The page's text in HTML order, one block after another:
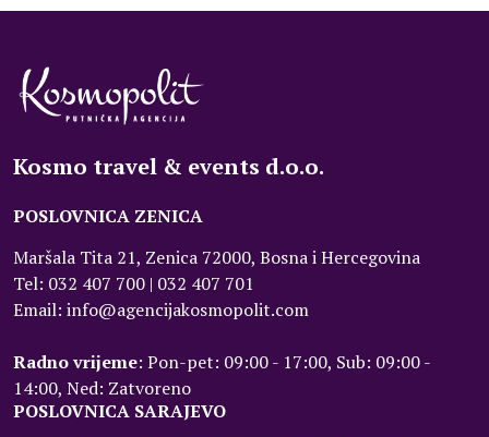
Kosmo travel & events d.o.o.
POSLOVNICA ZENICA
Maršala Tita 21, Zenica 72000, Bosna i Hercegovina
Tel: 032 407 700 | 032 407 701
Email: info@agencijakosmopolit.com
Radno vrijeme: Pon-pet: 09:00 - 17:00, Sub: 09:00 -
14:00, Ned: Zatvoreno
POSLOVNICA SARAJEVO